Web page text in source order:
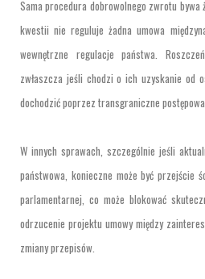
Sama procedura dobrowolnego zwrotu bywa
kwestii nie reguluje żadna umowa
wewnętrzne regulacje państwa.
zwłaszcza jeśli chodzi o ich uzyskanie od
dochodzić poprzez transgraniczne
W innych sprawach, szczególnie jeśli
państwowa, konieczne może być przejście
parlamentarnej, co może blokować
odrzucenie projektu umowy między
zmiany przepisów.